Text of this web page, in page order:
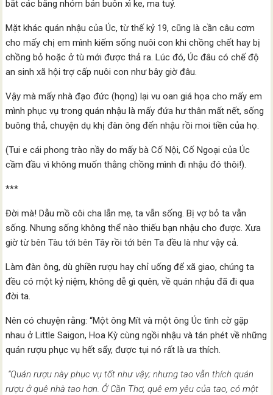
bắt các băng nhóm bán buôn xì ke, ma tuý.
Mặt khác quán nhậu của Úc, từ thế kỷ 19, cũng là cần câu cơm
cho mấy chị em mình kiếm sống nuôi con khi chồng chết hay bị
chồng bỏ hoặc ở tù mới được thả ra. Lúc đó, Úc đâu có chế độ
an sinh xã hội trợ cấp nuôi con như bây giờ đâu.
Vậy mà mấy nhà đạo đức (họng) lại vu oan giá họa cho mấy em
mình phục vụ trong quán nhậu là mấy đứa hư thân mất nết, sống
buông thả, chuyện dụ khị đàn ông đến nhậu rồi moi tiền của họ.
(Tui e cái phong trào nầy do mấy bà Cố Nội, Cố Ngoại của Úc
cầm đầu vì không muốn thằng chồng mình đi nhậu đó thôi!).
***
Đời mà! Dẫu mồ côi cha lẫn mẹ, ta vẫn sống. Bị vợ bỏ ta vẫn
sống. Nhưng sống không thể nào thiếu bạn nhậu cho được. Xưa
giờ từ bên Tàu tới bên Tây rồi tới bên Ta đều là như vậy cả.
Làm đàn ông, dù ghiền rượu hay chỉ uống để xã giao, chúng ta
đều có một kỷ niệm, không dễ gì quên, về quán nhậu đã đi qua
đời ta.
Nên có chuyện rằng: “Một ông Mít và một ông Úc tình cờ gặp
nhau ở Little Saigon, Hoa Kỳ cùng ngồi nhậu và tán phét về những
quán rượu phục vụ hết sẩy, được tụi nó rất là ưa thích.
“Quán rượu này phục vụ tốt như vậy; nhưng tao vẫn thích quán
rượu ở quê nhà tao hơn. Ở Cần Thơ, quê em yêu của tao, có một